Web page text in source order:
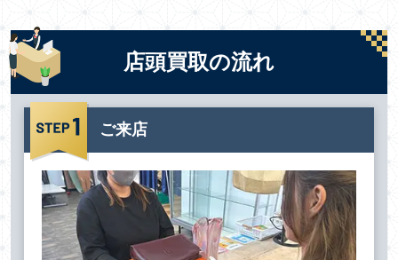
店頭買取の流れ
ご来店